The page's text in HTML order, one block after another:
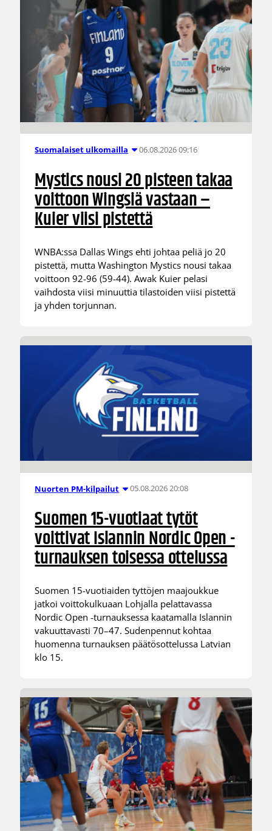
Suomalaiset ulkomailla 06.08.2026 09:16
Mystics nousi 20 pisteen takaa
voittoon Wingsiä vastaan –
Kuier viisi pistettä
WNBA:ssa Dallas Wings ehti johtaa peliä jo 20
pistettä, mutta Washington Mystics nousi takaa
voittoon 92-96 (59-44). Awak Kuier pelasi
vaihdosta viisi minuuttia tilastoiden viisi pistettä
ja yhden torjunnan.
Nuorten PM-kilpailut 05.08.2026 20:08
Suomen 15-vuotiaat tytöt
voittivat Islannin Nordic Open -
turnauksen toisessa ottelussa
Suomen 15-vuotiaiden tyttöjen maajoukkue
jatkoi voittokulkuaan Lohjalla pelattavassa
Nordic Open -turnauksessa kaatamalla Islannin
vakuuttavasti 70–47. Sudenpennut kohtaa
huomenna turnauksen päätösottelussa Latvian
klo 15.